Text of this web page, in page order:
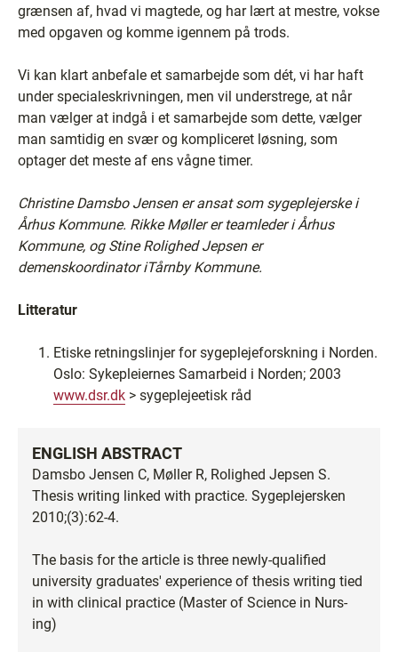
grænsen af, hvad vi magtede, og har lært at mestre, vokse
med opgaven og komme igennem på trods.
Vi kan klart anbefale et samarbejde som dét, vi har haft
under specialeskrivningen, men vil understrege, at når
man vælger at indgå i et samarbejde som dette, vælger
man samtidig en svær og kompliceret løsning, som
optager det meste af ens vågne timer.
Christine Damsbo Jensen er ansat som sygeplejerske i
Århus Kommune. Rikke Møller er teamleder i Århus
Kommune, og Stine Rolighed Jepsen er
demenskoordinator iTårnby Kommune.
Litteratur
Etiske retningslinjer for sygeplejeforskning i Norden.
Oslo: Sykepleiernes Samarbeid i Norden; 2003
www.dsr.dk > sygeplejeetisk råd
ENGLISH ABSTRACT
Damsbo Jensen C, Møller R, Rolighed Jepsen S.
Thesis writing linked with practice. Sygeplejersken
2010;(3):62-4.
The basis for the article is three newly-qualified
university graduates' experience of thesis writing tied
in with clinical practice (Master of Science in Nurs-
ing)